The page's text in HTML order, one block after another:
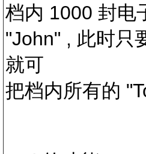
档内 1000 封电
"John" , 此时只
就可
把档内所有的